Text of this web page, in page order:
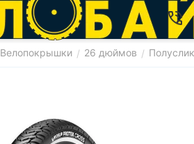
Велопокрышки / 26 дюймов /